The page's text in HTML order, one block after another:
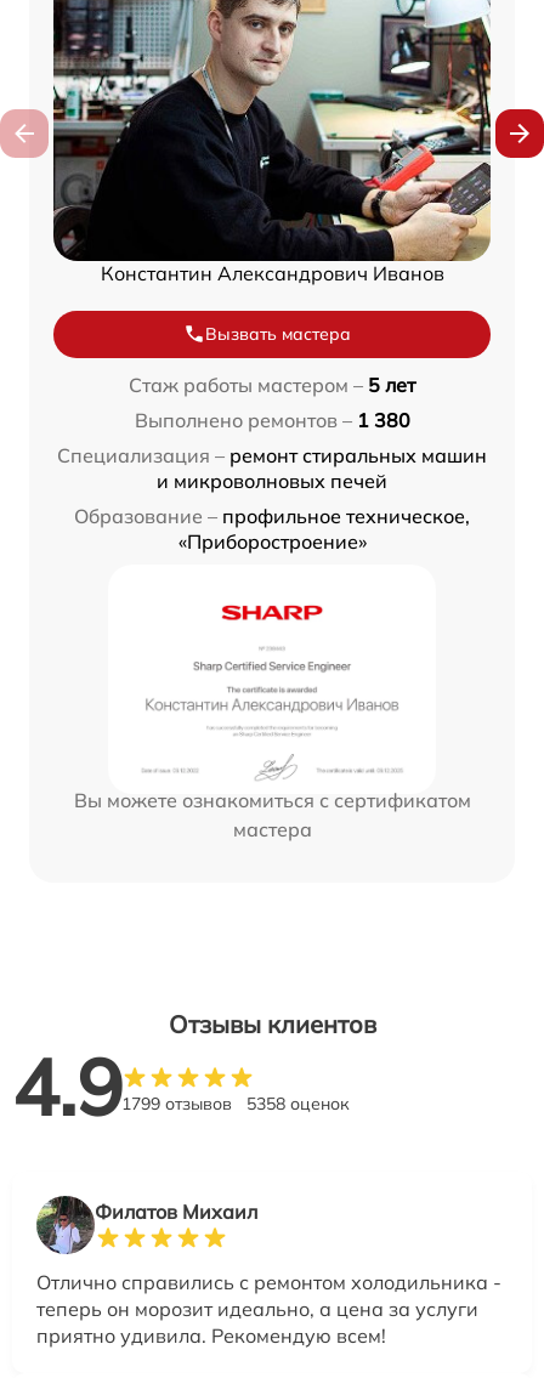
Константин Александрович Иванов
Вызвать мастера
Стаж работы мастером – 5 лет
Выполнено ремонтов – 1 380
Специализация – ремонт стиральных машин
и микроволновых печей
Образование – профильное техническое,
«Приборостроение»
Вы можете ознакомиться с сертификатом
мастера
Отзывы клиентов
4.91799 отзывов 5358 оценок
Филатов Михаил
Отлично справились с ремонтом холодильника -
теперь он морозит идеально, а цена за услуги
приятно удивила. Рекомендую всем!